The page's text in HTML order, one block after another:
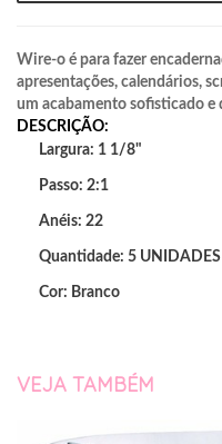
Wire-o é para fazer
apresentações, calendários,
um acabamento sofisticado e
DESCRIÇÃO:
Largura: 1 1/8"
Passo: 2:1
Anéis: 22
Quantidade: 5 UNIDADES
Cor: Branco
VEJA TAMBÉM